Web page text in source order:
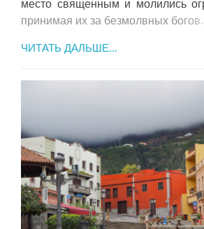
место священным и молились
принимая их за безмолвных богов.
ЧИТАТЬ ДАЛЬШЕ...